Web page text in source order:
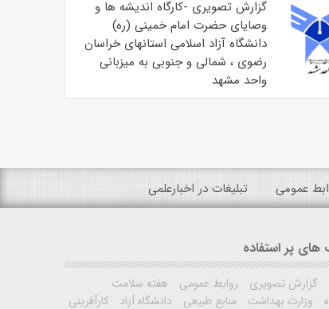
گزارش تصویری -کارگاه اندیشه ها و
وصایای حضرت امام خمینی (ره)
دانشگاه آزاد اسلامی استانهای خراسان
رضوی ، شمالی و جنوبی به میزبانی
واحد مشهد
عمومی تبلیغات در اخبارعلمی
پر استفاده
گزارش تصویری روابط عمومی
هفته سلامت
وزارت بهداشت منابع طبیعی دانشگاه آزاد کارآفرینی